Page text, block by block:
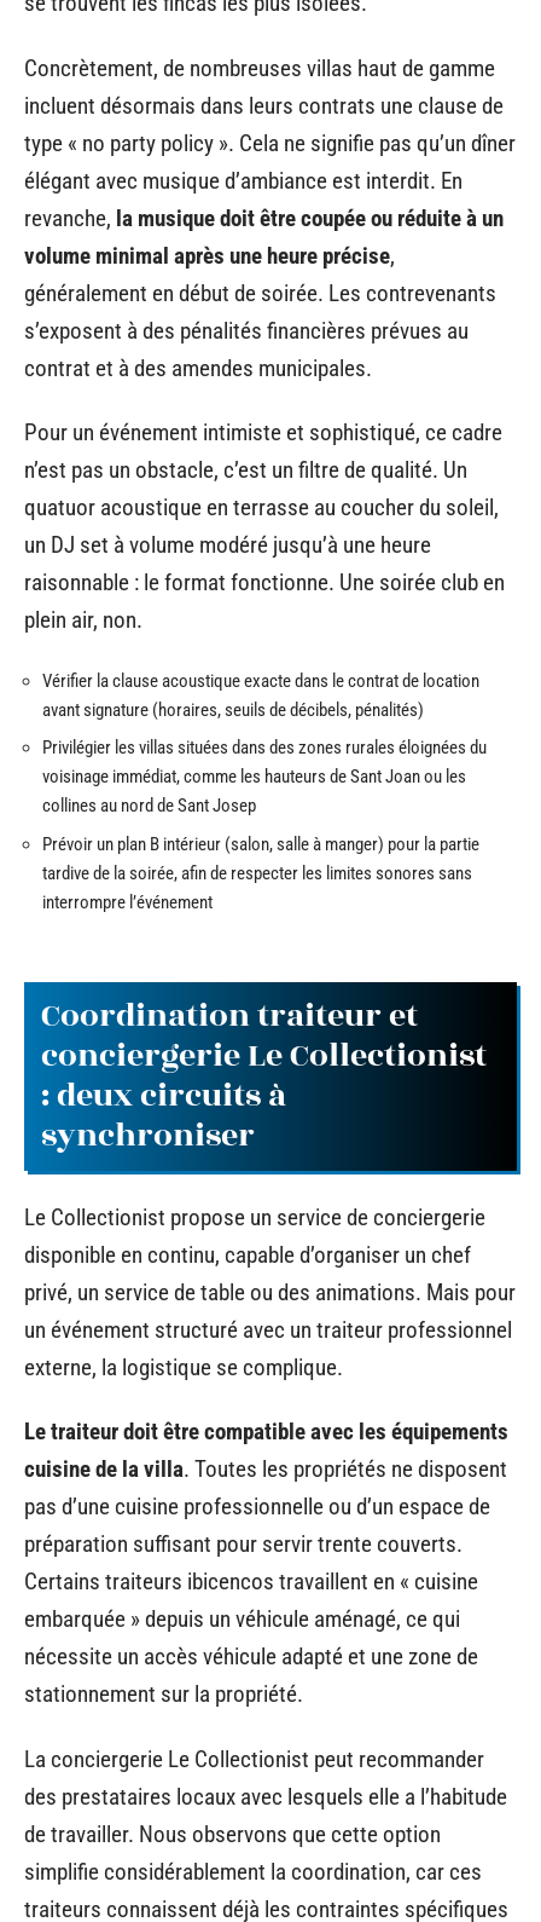
Concrètement, de nombreuses villas haut de gamme
incluent désormais dans leurs contrats une clause de
type « no party policy ». Cela ne signifie pas qu’un dîner
élégant avec musique d’ambiance est interdit. En
revanche, la musique doit être coupée ou réduite à un
volume minimal après une heure précise,
généralement en début de soirée. Les contrevenants
s’exposent à des pénalités financières prévues au
contrat et à des amendes municipales.
Pour un événement intimiste et sophistiqué, ce cadre
n’est pas un obstacle, c’est un filtre de qualité. Un
quatuor acoustique en terrasse au coucher du soleil,
un DJ set à volume modéré jusqu’à une heure
raisonnable : le format fonctionne. Une soirée club en
plein air, non.
Vérifier la clause acoustique exacte dans le contrat de location
avant signature (horaires, seuils de décibels, pénalités)
Privilégier les villas situées dans des zones rurales éloignées du
voisinage immédiat, comme les hauteurs de Sant Joan ou les
collines au nord de Sant Josep
Prévoir un plan B intérieur (salon, salle à manger) pour la partie
tardive de la soirée, afin de respecter les limites sonores sans
interrompre l’événement
Coordination traiteur et
conciergerie Le Collectionist
: deux circuits à
synchroniser
Le Collectionist propose un service de conciergerie
disponible en continu, capable d’organiser un chef
privé, un service de table ou des animations. Mais pour
un événement structuré avec un traiteur professionnel
externe, la logistique se complique.
Le traiteur doit être compatible avec les équipements
cuisine de la villa. Toutes les propriétés ne disposent
pas d’une cuisine professionnelle ou d’un espace de
préparation suffisant pour servir trente couverts.
Certains traiteurs ibicencos travaillent en « cuisine
embarquée » depuis un véhicule aménagé, ce qui
nécessite un accès véhicule adapté et une zone de
stationnement sur la propriété.
La conciergerie Le Collectionist peut recommander
des prestataires locaux avec lesquels elle a l’habitude
de travailler. Nous observons que cette option
simplifie considérablement la coordination, car ces
traiteurs connaissent déjà les contraintes spécifiques